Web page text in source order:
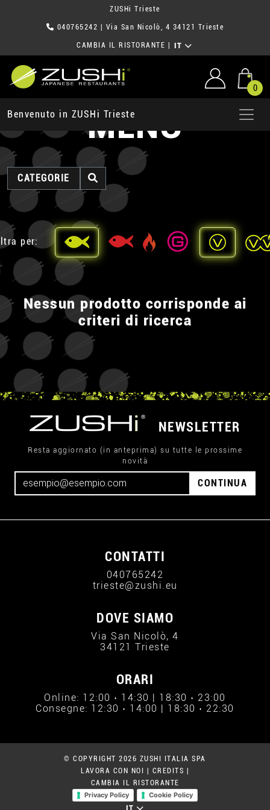
ZUSHi Trieste
040765242 | Via San Nicolò, 4 34121 Trieste
CAMBIA IL RISTORANTE IT
0
Benvenuto in ZUSHi TriesteMENU
CATEGORIE
per:
Nessun prodotto corrisponde ai
criteri di ricerca
NEWSLETTER
Resta aggiornato (in anteprima) su tutte le prossime
novità
CONTINUA
CONTATTI
040765242
trieste@zushi.eu
DOVE SIAMO
Via San Nicolò, 4
34121 Trieste
ORARI
Online: 12:00 › 14:30 | 18:30 › 23:00
Consegne: 12:30 › 14:00 | 18:30 › 22:30
© COPYRIGHT 2026 ZUSHI ITALIA SPA
LAVORA CON NOI
CREDITS
CAMBIA IL RISTORANTE
Privacy Policy
Cookie Policy